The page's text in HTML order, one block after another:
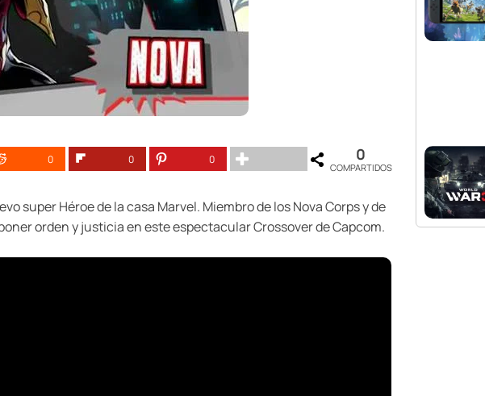
0 0 0 0
COMPARTIDOS
super Héroe de la casa Marvel. Miembro de los Nova Corps y de
orden y justicia en este espectacular Crossover de Capcom.